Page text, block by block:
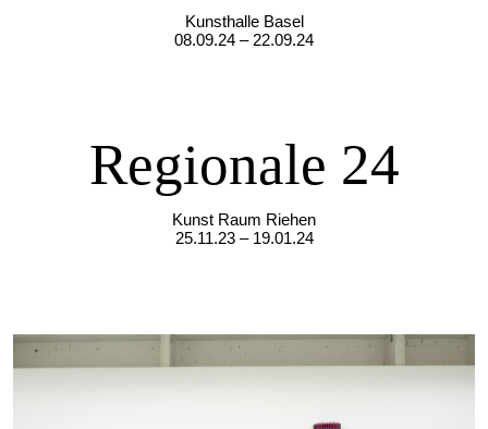
Kunsthalle Basel
08.09.24 – 22.09.24
Regionale 24
Kunst Raum Riehen
25.11.23 – 19.01.24